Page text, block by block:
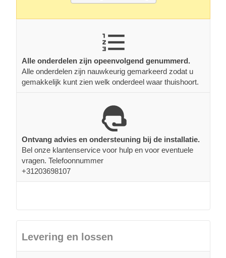
Alle onderdelen zijn opeenvolgend genummerd.
Alle onderdelen zijn nauwkeurig gemarkeerd zodat u
gemakkelijk kunt zien welk onderdeel waar thuishoort.
Ontvang advies en ondersteuning bij de installatie.
Bel onze klantenservice voor hulp en voor eventuele
vragen. Telefoonnummer
+31203698107
Levering en lossen